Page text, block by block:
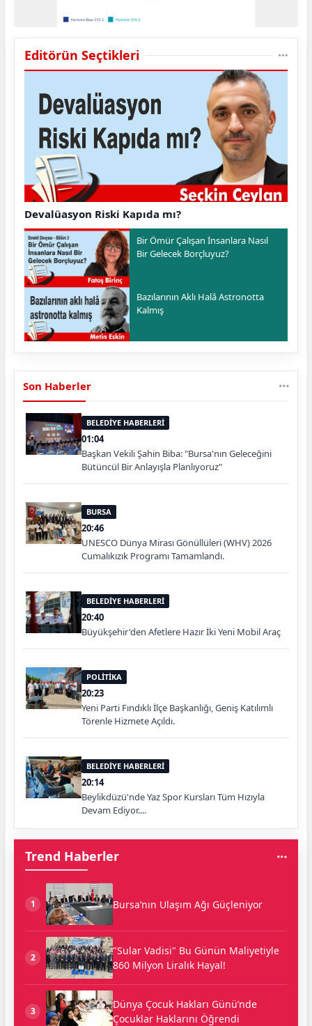
Editörün Seçtikleri
Devalüasyon Riski Kapıda mı?
Bir Ömür Çalışan İnsanlara Nasıl
Bir Gelecek Borçluyuz?
Bazılarının Aklı Halâ Astronotta
Kalmış
Son Haberler
BELEDİYE HABERLERİ
01:04
Başkan Vekili Şahin Biba: "Bursa'nın Geleceğini
Bütüncül Bir Anlayışla Planlıyoruz"
BURSA
20:46
UNESCO Dünya Mirası Gönüllüleri (WHV) 2026
Cumalıkızık Programı Tamamlandı.
BELEDİYE HABERLERİ
20:40
Büyükşehir'den Afetlere Hazır İki Yeni Mobil Araç
POLİTİKA
20:23
Yeni Parti Fındıklı İlçe Başkanlığı, Geniş Katılımlı
Törenle Hizmete Açıldı.
BELEDİYE HABERLERİ
20:14
Beylikdüzü'nde Yaz Spor Kursları Tüm Hızıyla
Devam Ediyor....
Trend Haberler
1 Bursa’nın Ulaşım Ağı Güçleniyor
2
"Sular Vadisi" Bu Günün Maliyetiyle
860 Milyon Liralık Hayal!
3
Dünya Çocuk Hakları Günü’nde
Çocuklar Haklarını Öğrendi